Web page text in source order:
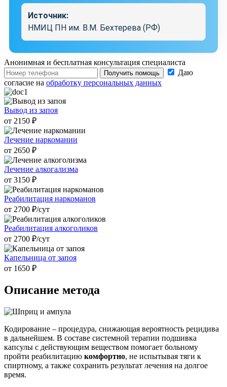
Источник:
НМИЦ ПН им. В.М. Бехтерева (РФ)
Анонимная и бесплатная консультация специалиста
Получить помощь
Даю
согласие на обработку персональных данных
Вывод из запоя
от 2150 ₽
Лечение наркомании
от 2650 ₽
Лечение алкогализма
от 3150 ₽
Реабилитация наркоманов
от 2700 ₽/cут
Реабилитация алкоголиков
от 2700 ₽/cут
Капельница от запоя
от 1650 ₽
Описание метода
Кодирование – процедура, снижающая вероятность рецидива
в дальнейшем. В составе системной терапии подшивка
капсулы с действующим веществом помогает больному
пройти реабилитацию комфортно, не испытывая тяги к
спиртному, а также сохранить результат лечения на долгое
время.